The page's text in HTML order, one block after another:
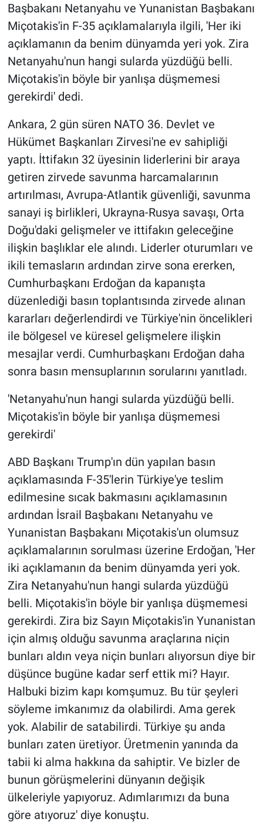
Başbakanı Netanyahu ve Yunanistan Başbakanı
Miçotakis'in F-35 açıklamalarıyla ilgili, 'Her iki
açıklamanın da benim dünyamda yeri yok. Zira
Netanyahu'nun hangi sularda yüzdüğü belli.
Miçotakis'in böyle bir yanlışa düşmemesi
gerekirdi' dedi.
Ankara, 2 gün süren NATO 36. Devlet ve
Hükümet Başkanları Zirvesi'ne ev sahipliği
yaptı. İttifakın 32 üyesinin liderlerini bir araya
getiren zirvede savunma harcamalarının
artırılması, Avrupa-Atlantik güvenliği, savunma
sanayi iş birlikleri, Ukrayna-Rusya savaşı, Orta
Doğu'daki gelişmeler ve ittifakın geleceğine
ilişkin başlıklar ele alındı. Liderler oturumları ve
ikili temasların ardından zirve sona ererken,
Cumhurbaşkanı Erdoğan da kapanışta
düzenlediği basın toplantısında zirvede alınan
kararları değerlendirdi ve Türkiye'nin öncelikleri
ile bölgesel ve küresel gelişmelere ilişkin
mesajlar verdi. Cumhurbaşkanı Erdoğan daha
sonra basın mensuplarının sorularını yanıtladı.
'Netanyahu'nun hangi sularda yüzdüğü belli.
Miçotakis'in böyle bir yanlışa düşmemesi
gerekirdi'
ABD Başkanı Trump'ın dün yapılan basın
açıklamasında F-35'lerin Türkiye'ye teslim
edilmesine sıcak bakmasını açıklamasının
ardından İsrail Başbakanı Netanyahu ve
Yunanistan Başbakanı Miçotakis'un olumsuz
açıklamalarının sorulması üzerine Erdoğan, 'Her
iki açıklamanın da benim dünyamda yeri yok.
Zira Netanyahu'nun hangi sularda yüzdüğü
belli. Miçotakis'in böyle bir yanlışa düşmemesi
gerekirdi. Zira biz Sayın Miçotakis'in Yunanistan
için almış olduğu savunma araçlarına niçin
bunları aldın veya niçin bunları alıyorsun diye bir
düşünce bugüne kadar serf ettik mi? Hayır.
Halbuki bizim kapı komşumuz. Bu tür şeyleri
söyleme imkanımız da olabilirdi. Ama gerek
yok. Alabilir de satabilirdi. Türkiye şu anda
bunları zaten üretiyor. Üretmenin yanında da
tabii ki alma hakkına da sahiptir. Ve bizler de
bunun görüşmelerini dünyanın değişik
ülkeleriyle yapıyoruz. Adımlarımızı da buna
göre atıyoruz' diye konuştu.